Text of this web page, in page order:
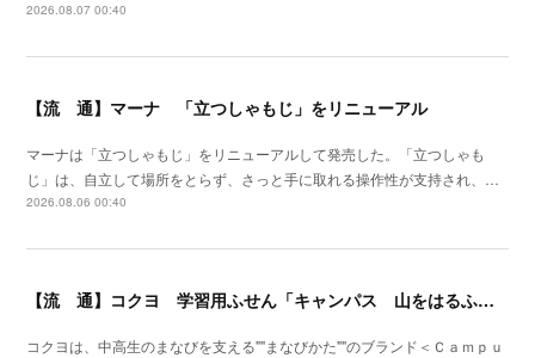
2026.08.07 00:40
【流 通】マーナ 「立つしゃもじ」をリニューアル
マーナは「立つしゃもじ」をリニューアルして発売した。「立つしゃも
じ」は、自立して場所をとらず、さっと手に取れる操作性が支持され、…
2026.08.06 00:40
【流 通】コクヨ 学習用ふせん「キャンパス 山をはるふせん」発売
コクヨは、中高生のまなびを支える""まなびかた""のブランド＜Ｃａｍｐｕ